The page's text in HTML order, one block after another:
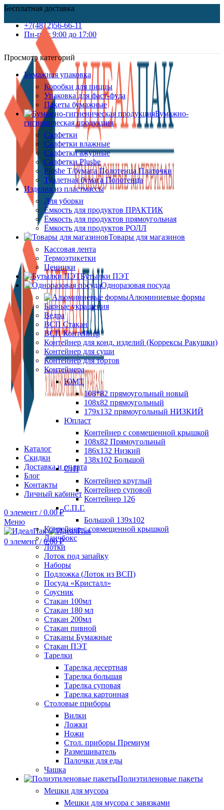
Бесплатная доставка
+7(4812)56-66-11
Пн-пт c 9:00 до 17:00
Каталог
Скидки
Доставка и оплата
Блог
Контакты
Личный кабинет
0 элемент / 0.00₽
Меню
0 элемент / 0.00₽
Просмотр категорий
Бумажная упаковка
Коробки для пиццы
Упаковка для фаст-фуда
Пакеты бумажные
Бумажно-
гигиеническая продукция
Салфетки
Салфетки влажные
Салфетки ажурные
Салфетки Plushe
Plushe Т/бумага Полотенца Платочки
Туалетная бумага Полотенца
Изделия из пластмассы
Для уборки
Ёмкость для продуктов ПРАКТИК
Ёмкость для продуктов прямоугольная
Ёмкость для продуктов РОЛЛ
Товары для магазинов
Кассовая лента
Термоэтикетки
Ценники
Бутылки ПЭТ
Одноразовая посуда
Алюминиевые формы
Барные украшения
Ведра
ВСП Стакан
ВСП Контейнер
Контейнер для конд. изделий (Коррексы Ракушки)
Контейнер для суши
Контейнер для тортов
Контейнера
ЮМТ
108*82 прямоугольный новый
108х82 прямоугольный
179х132 прямоугольный НИЗКИЙ
Юпласт
Контейнер с совмещенной крышкой
108х82 Прямоугольный
186х132 Низкий
138х102 Большой
СтП
Контейнер круглый
Контейнер суповой
Контейнер 126
С.П.Г.
Большой 139х102
Контейнер с совмещенной крышкой
Ланчбокс
Лотки
Лоток под запайку
Наборы
Подложка (Лоток из ВСП)
Посуда «Кристалл»
Соусник
Стакан 100мл
Стакан 180 мл
Стакан 200мл
Стакан пивной
Стаканы Бумажные
Стакан ПЭТ
Тарелки
Тарелка десертная
Тарелка большая
Тарелка суповая
Тарелка картонная
Столовые приборы
Вилки
Ложки
Ножи
Стол. приборы Премиум
Размешиватель
Палочки для еды
Чашка
Полиэтиленовые пакеты
Мешки для мусора
Мешки для мусора с завязками